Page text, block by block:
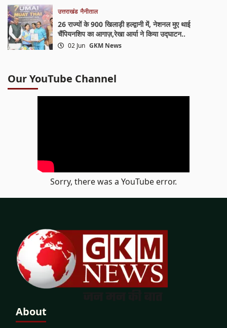
उत्तराखंड नैनीताल
26 राज्यों के 900 खिलाड़ी हल्द्वानी में, नेशनल मुए थाई
चैंपियनशिप का आगाज़,रेखा आर्या ने किया उद्घाटन..
02 Jun GKM News
Our YouTube Channel
Sorry, there was a YouTube error.
About